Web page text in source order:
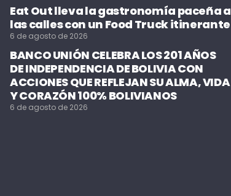
Eat Out lleva la gastronomía paceña a
las calles con un Food Truck itinerante
6 de agosto de 2026
BANCO UNIÓN CELEBRA LOS 201 AÑOS
DE INDEPENDENCIA DE BOLIVIA CON
ACCIONES QUE REFLEJAN SU ALMA, VIDA
Y CORAZÓN 100% BOLIVIANOS
6 de agosto de 2026